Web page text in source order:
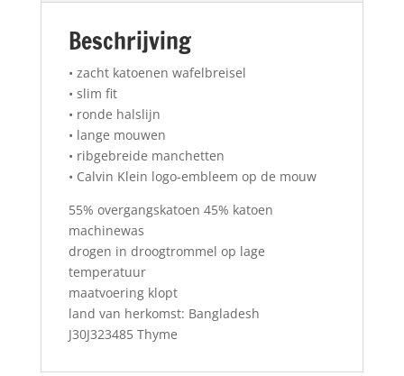
Beschrijving
• zacht katoenen wafelbreisel
• slim fit
• ronde halslijn
• lange mouwen
• ribgebreide manchetten
• Calvin Klein logo-embleem op de mouw
55% overgangskatoen 45% katoen
machinewas
drogen in droogtrommel op lage
temperatuur
maatvoering klopt
land van herkomst: Bangladesh
J30J323485 Thyme